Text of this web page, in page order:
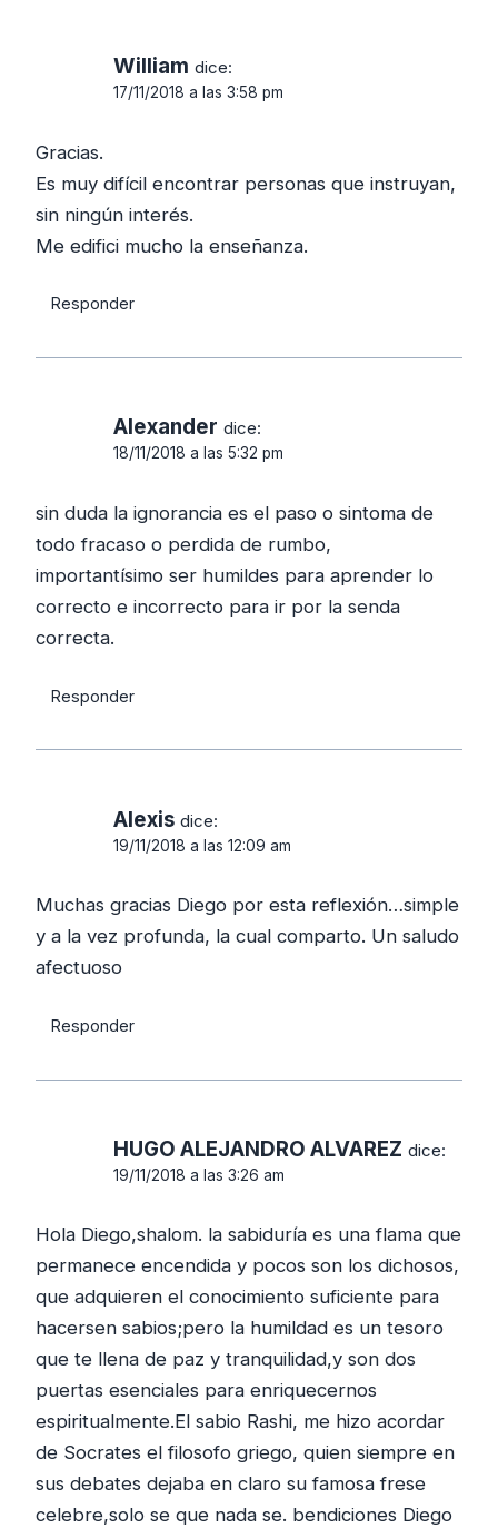
William dice:
17/11/2018 a las 3:58 pm
Gracias.
Es muy difícil encontrar personas que instruyan,
sin ningún interés.
Me edifici mucho la enseñanza.
Responder
Alexander dice:
18/11/2018 a las 5:32 pm
sin duda la ignorancia es el paso o sintoma de
todo fracaso o perdida de rumbo,
importantísimo ser humildes para aprender lo
correcto e incorrecto para ir por la senda
correcta.
Responder
Alexis dice:
19/11/2018 a las 12:09 am
Muchas gracias Diego por esta reflexión…simple
y a la vez profunda, la cual comparto. Un saludo
afectuoso
Responder
HUGO ALEJANDRO ALVAREZ dice:
19/11/2018 a las 3:26 am
Hola Diego,shalom. la sabiduría es una flama que
permanece encendida y pocos son los dichosos,
que adquieren el conocimiento suficiente para
hacersen sabios;pero la humildad es un tesoro
que te llena de paz y tranquilidad,y son dos
puertas esenciales para enriquecernos
espiritualmente.El sabio Rashi, me hizo acordar
de Socrates el filosofo griego, quien siempre en
sus debates dejaba en claro su famosa frese
celebre,solo se que nada se. bendiciones Diego